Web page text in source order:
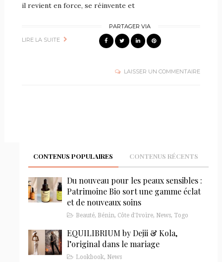
il revient en force, se réinvente et
LIRE LA SUITE
PARTAGER VIA
LAISSER UN COMMENTAIRE
CONTENUS POPULAIRES CONTENUS RÉCENTS
Du nouveau pour les peaux sensibles :
Patrimoine Bio sort une gamme éclat
et de nouveaux soins
Beauté, Bénin, Côte d'Ivoire, News, Togo
EQUILIBRIUM by Dejii & Kola,
l’original dans le mariage
Lookbook, News